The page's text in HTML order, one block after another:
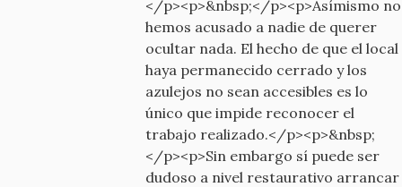
</p><p>&nbsp;</p><p>Asímismo no
hemos acusado a nadie de querer
ocultar nada. El hecho de que el local
haya permanecido cerrado y los
azulejos no sean accesibles es lo
único que impide reconocer el
trabajo realizado.</p><p>&nbsp;
</p><p>Sin embargo sí puede ser
dudoso a nivel restaurativo arrancar